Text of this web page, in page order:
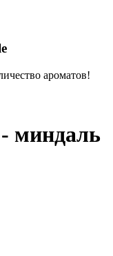
ароматов!
миндаль